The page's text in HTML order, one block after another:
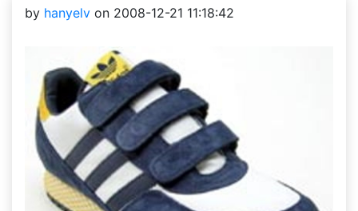
by hanyelv on 2008-12-21 11:18:42